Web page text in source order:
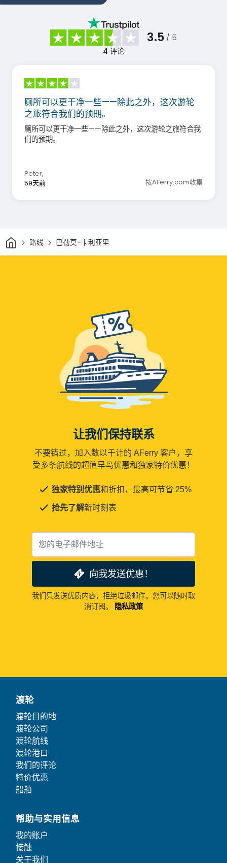
3.5 / 5
4 评论
厕所可以更干净一些——除此之外，这次游轮
之旅符合我们的预期。
厕所可以更干净一些——除此之外，这次游轮之旅符合我
们的预期。
Peter,
59天前
按AFerry.com收集
家 路线 巴勒莫-卡利亚里
让我们保持联系
不要错过，加入数以千计的 AFerry 客户，享
受多条航线的超值早鸟优惠和独家特价优惠！
独家特别优惠和折扣，最高可节省 25%
抢先了解新时刻表
向我发送优惠！
我们只发送优质内容，拒绝垃圾邮件。您可以随时取
消订阅。
隐私政策
渡轮
渡轮目的地
渡轮公司
渡轮航线
渡轮港口
我们的评论
特价优惠
船舶
帮助与实用信息
我的账户
接触
关于我们